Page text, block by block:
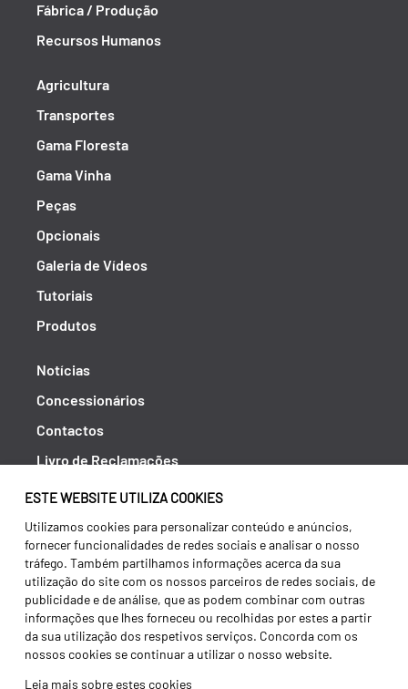
ESTE WEBSITE UTILIZA COOKIES
Utilizamos cookies para personalizar conteúdo e anúncios,
fornecer funcionalidades de redes sociais e analisar o nosso
tráfego. Também partilhamos informações acerca da sua
utilização do site com os nossos parceiros de redes sociais, de
publicidade e de análise, que as podem combinar com outras
informações que lhes forneceu ou recolhidas por estes a partir
da sua utilização dos respetivos serviços. Concorda com os
nossos cookies se continuar a utilizar o nosso website.
Leia mais sobre estes cookies
Fábrica / Produção
Recursos Humanos
Agricultura
Transportes
Gama Floresta
Gama Vinha
Peças
Opcionais
Galeria de Vídeos
Tutoriais
Produtos
Notícias
Concessionários
Contactos
Livro de Reclamações
Política de Privacidade
Canal de Denúncias (RGPC)
Termos e condições